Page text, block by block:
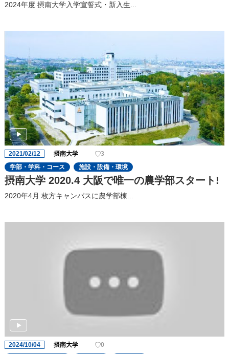
2024年度 摂南大学入学宣誓式・新入生...
2021/02/12 摂南大学
3
学部・学科・コース
施設・設備・環境
摂南大学 2020.4 大阪で唯一の農学部スタート!
2020年4月 枚方キャンパスに農学部棟...
2024/10/04 摂南大学
0